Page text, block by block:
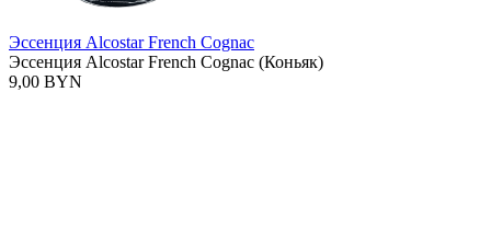
Эссенция Alcostar French Cognac
Эссенция Alcostar French Cognac (Коньяк)
9,00 BYN